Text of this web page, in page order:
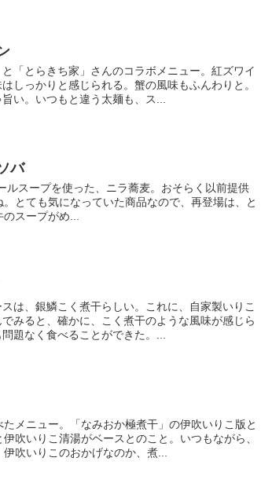
「とらきち家」さんのコラボメニュー。紅ズワイ
しっかりと感じられる。蟹の風味もふんわりと。
い。いつもと違う太麺も、ス...
バ
スープを使った、ニラ蕎麦。おそらく以前提供
とても気になっていた商品なので、再登場は、と
のスープがめ...
は、銀鱗こく煮干らしい。これに、自家製いりこ
みると、確かに、こく煮干のような風味が感じら
題なく食べることができた。...
メニュー。「なみおか極煮干」の伊吹いりこ版と
吹いりこ清湯がベースとのこと。いつもながら、
吹いりこのおかげなのか、煮...